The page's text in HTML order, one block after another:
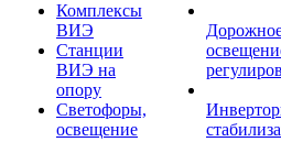
Комплексы
ВИЭ
Станции
ВИЭ на
опору
Светофоры,
освещение